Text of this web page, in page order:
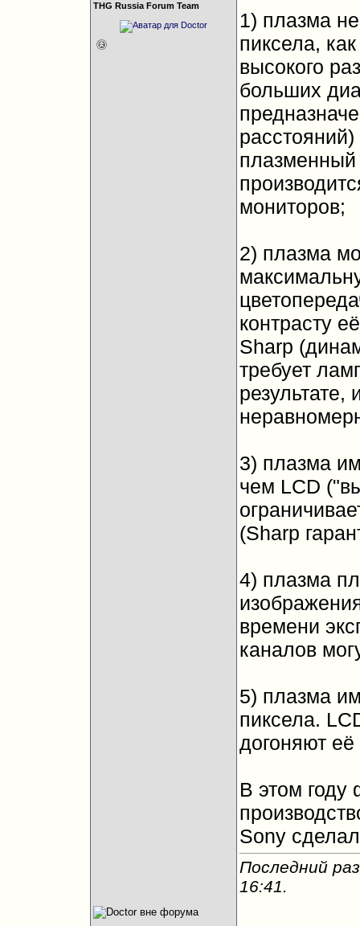
THG Russia Forum Team
1) плазма
пиксела,
высокого
больших
плазменный
мониторов;
2) плазма
контрасту
Sharp
требует
результате,
3) плазма
чем LCD
(Sharp
4) плазма
времени
каналов
5) плазма
пиксела.
догоняют
В этом году
Sony
Последний
16:41.